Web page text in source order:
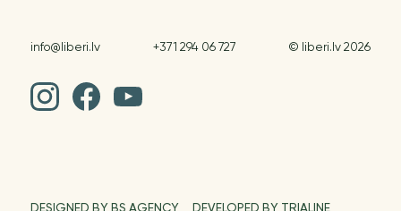
info@liberi.lv +371 294 06 727 © liberi.lv 2026
DESIGNED BY BS AGENCY DEVELOPED BY TRIALINE